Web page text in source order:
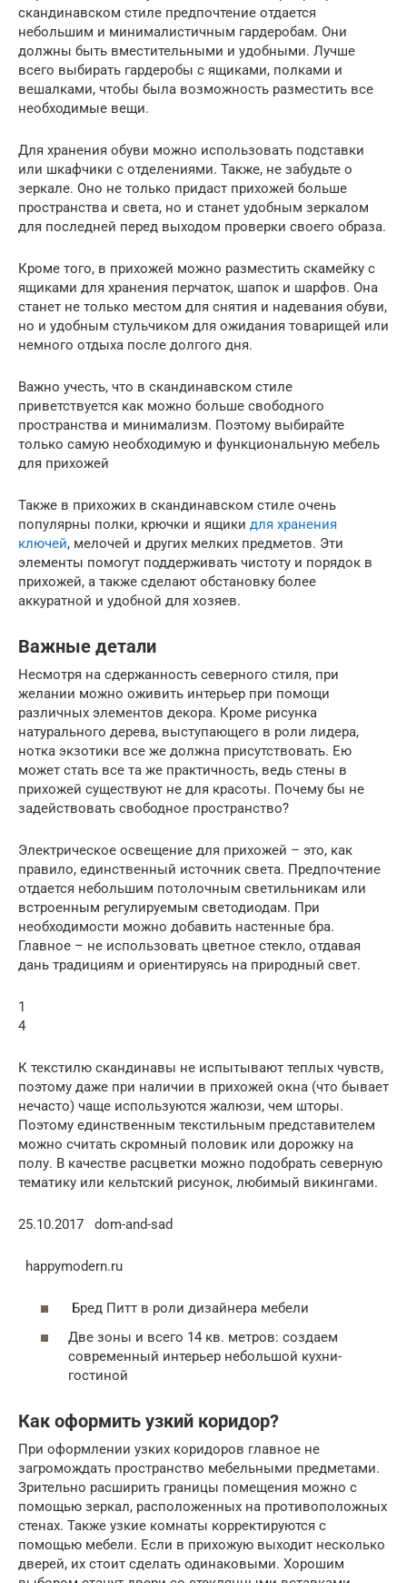
скандинавском стиле предпочтение отдается
небольшим и минималистичным гардеробам. Они
должны быть вместительными и удобными. Лучше
всего выбирать гардеробы с ящиками, полками и
вешалками, чтобы была возможность разместить все
необходимые вещи.
Для хранения обуви можно использовать подставки
или шкафчики с отделениями. Также, не забудьте о
зеркале. Оно не только придаст прихожей больше
пространства и света, но и станет удобным зеркалом
для последней перед выходом проверки своего образа.
Кроме того, в прихожей можно разместить скамейку с
ящиками для хранения перчаток, шапок и шарфов. Она
станет не только местом для снятия и надевания обуви,
но и удобным стульчиком для ожидания товарищей или
немного отдыха после долгого дня.
Важно учесть, что в скандинавском стиле
приветствуется как можно больше свободного
пространства и минимализм. Поэтому выбирайте
только самую необходимую и функциональную мебель
для прихожей
Также в прихожих в скандинавском стиле очень
популярны полки, крючки и ящики для хранения
ключей, мелочей и других мелких предметов. Эти
элементы помогут поддерживать чистоту и порядок в
прихожей, а также сделают обстановку более
аккуратной и удобной для хозяев.
Важные детали
Несмотря на сдержанность северного стиля, при
желании можно оживить интерьер при помощи
различных элементов декора. Кроме рисунка
натурального дерева, выступающего в роли лидера,
нотка экзотики все же должна присутствовать. Ею
может стать все та же практичность, ведь стены в
прихожей существуют не для красоты. Почему бы не
задействовать свободное пространство?
Электрическое освещение для прихожей – это, как
правило, единственный источник света. Предпочтение
отдается небольшим потолочным светильникам или
встроенным регулируемым светодиодам. При
необходимости можно добавить настенные бра.
Главное – не использовать цветное стекло, отдавая
дань традициям и ориентируясь на природный свет.
1
4
К текстилю скандинавы не испытывают теплых чувств,
поэтому даже при наличии в прихожей окна (что бывает
нечасто) чаще используются жалюзи, чем шторы.
Поэтому единственным текстильным представителем
можно считать скромный половик или дорожку на
полу. В качестве расцветки можно подобрать северную
тематику или кельтский рисунок, любимый викингами.
25.10.2017 dom-and-sad
happymodern.ru
Бред Питт в роли дизайнера мебели
Две зоны и всего 14 кв. метров: создаем
современный интерьер небольшой кухни-
гостиной
Как оформить узкий коридор?
При оформлении узких коридоров главное не
загромождать пространство мебельными предметами.
Зрительно расширить границы помещения можно с
помощью зеркал, расположенных на противоположных
стенах. Также узкие комнаты корректируются с
помощью мебели. Если в прихожую выходит несколько
дверей, их стоит сделать одинаковыми. Хорошим